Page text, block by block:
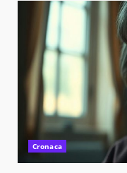
Cronaca